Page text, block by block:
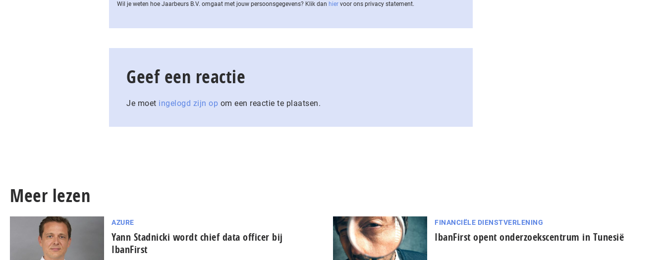
Wil je weten hoe Jaarbeurs B.V. omgaat met jouw per­soons­ge­ge­vens? Klik dan hier voor ons privacy statement.
Geef een reactie
Je moet ingelogd zijn op om een reactie te plaatsen.
Meer lezen
AZURE
Yann Stadnicki wordt chief data officer bij
IbanFirst
FINANCIËLE DIENSTVERLENING
IbanFirst opent onderzoekscentrum in Tunesië